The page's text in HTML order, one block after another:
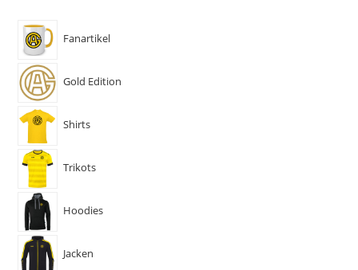
Fanartikel
Gold Edition
Shirts
Trikots
Hoodies
Jacken